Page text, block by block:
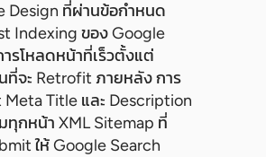
Design ที่ผ่านข้อกำหนด
Indexing ของ Google
ารโหลดหน้าที่เร็วตั้งแต่
ที่จะ Retrofit ภายหลัง การ
Title และ Description
ทุกหน้า XML Sitemap ที่
ให้ Google Search